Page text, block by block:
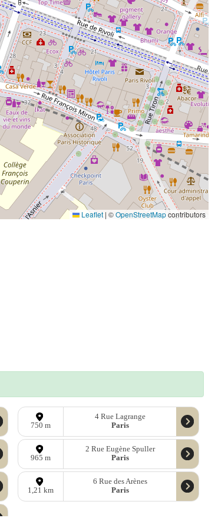
Leaflet | ©OpenStreetMapcontributors
750 m
4 Rue Lagrange
Paris
965 m
2 Rue Eugène Spuller
Paris
1,21 km
6 Rue des Arènes
Paris